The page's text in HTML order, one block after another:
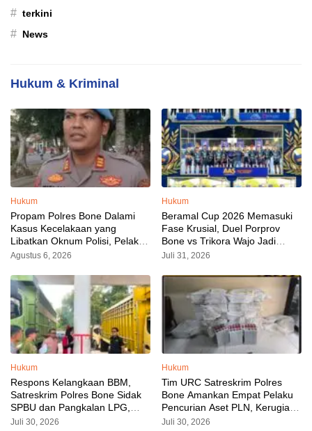
# terkini
# News
Hukum & Kriminal
Hukum
Propam Polres Bone Dalami
Kasus Kecelakaan yang
Libatkan Oknum Polisi, Pelaku
Sudah Diamankan
Agustus 6, 2026
Hukum
Beramal Cup 2026 Memasuki
Fase Krusial, Duel Porprov
Bone vs Trikora Wajo Jadi
Sorotan Malam Ini
Juli 31, 2026
Hukum
Respons Kelangkaan BBM,
Satreskrim Polres Bone Sidak
SPBU dan Pangkalan LPG,
AKP Alvin Aji Imbau Pengelola
Juli 30, 2026
Hukum
Tim URC Satreskrim Polres
Bone Amankan Empat Pelaku
Pencurian Aset PLN, Kerugian
Ditaksir Capai Rp 3 Milyar
Juli 30, 2026